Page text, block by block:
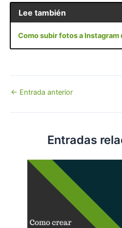
Lee también
Como subir fotos a
Navegación
entradas
← Entrada anterior
Entradas